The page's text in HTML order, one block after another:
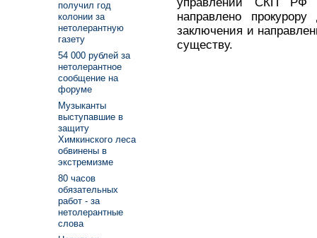
направлено
заключения и
существу.
получил год
колонии за
нетолерантную
газету
54 000 рублей за
нетолерантное
сообщение на
форуме
Музыканты
выступавшие в
защиту
Химкинского леса
обвинены в
экстремизме
80 часов
обязательных
работ - за
нетолерантные
слова